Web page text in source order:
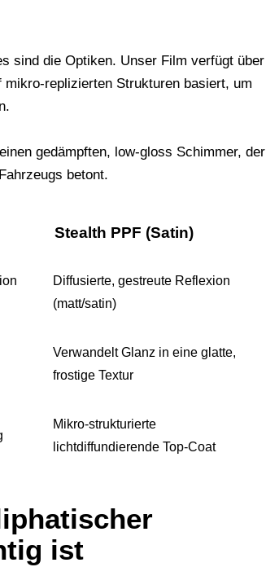
sind die Optiken. Unser Film verfügt über
mikro-replizierten Strukturen basiert, um
gedämpften, low-gloss Schimmer, der
betont.
Stealth PPF (Satin)
Diffusierte, gestreute Reflexion
(matt/satin)
Verwandelt Glanz in eine glatte,
frostige Textur
Mikro-strukturierte
lichtdiffundierende Top-Coat
ist